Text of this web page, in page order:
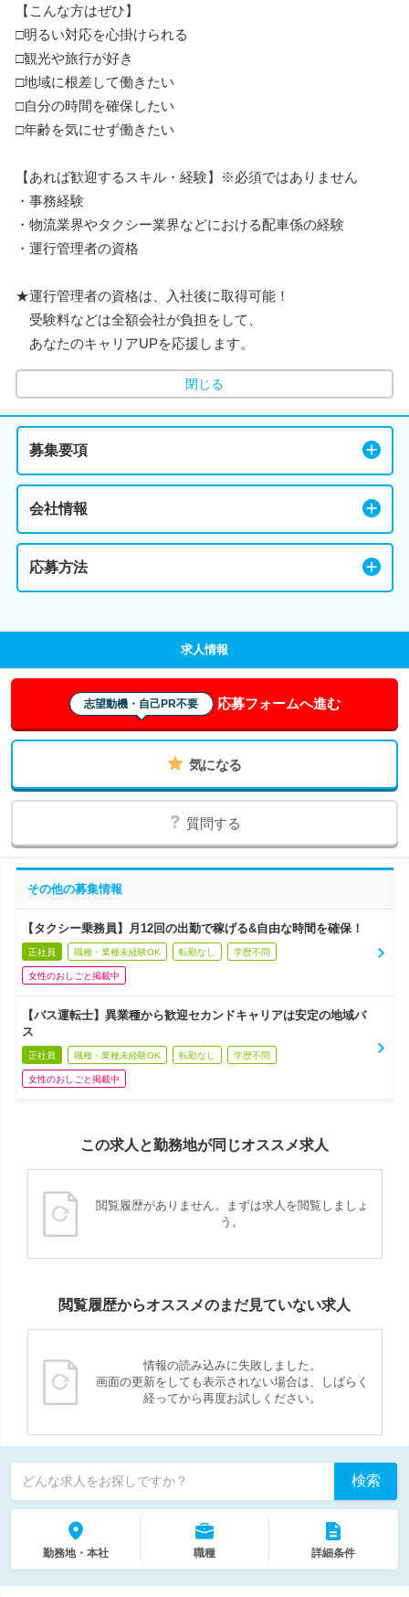
【こんな方はぜひ】
□明るい対応を心掛けられる
□観光や旅行が好き
□地域に根差して働きたい
□自分の時間を確保したい
□年齢を気にせず働きたい
【あれば歓迎するスキル・経験】※必須ではありません
・事務経験
・物流業界やタクシー業界などにおける配車係の経験
・運行管理者の資格
★運行管理者の資格は、入社後に取得可能！
受験料などは全額会社が負担をして、
あなたのキャリアUPを応援します。
閉じる
募集要項
会社情報
応募方法
求人情報
志望動機・自己PR不要 応募フォームへ進む
気になる
質問する
その他の募集情報
【タクシー乗務員】月12回の出勤で稼げる&自由な時間を確保！
正社員 職種・業種未経験OK 転勤なし 学歴不問
女性のおしごと掲載中
【バス運転士】異業種から歓迎セカンドキャリアは安定の地域バ
ス
正社員 職種・業種未経験OK 転勤なし 学歴不問
女性のおしごと掲載中
この求人と勤務地が同じオススメ求人
閲覧履歴がありません。まずは求人を閲覧しましょ
う。
閲覧履歴からオススメのまだ見ていない求人
情報の読み込みに失敗しました。
画面の更新をしても表示されない場合は、しばらく
経ってから再度お試しください。
どんな求人をお探しですか？ 検索
勤務地・本社 職種 詳細条件